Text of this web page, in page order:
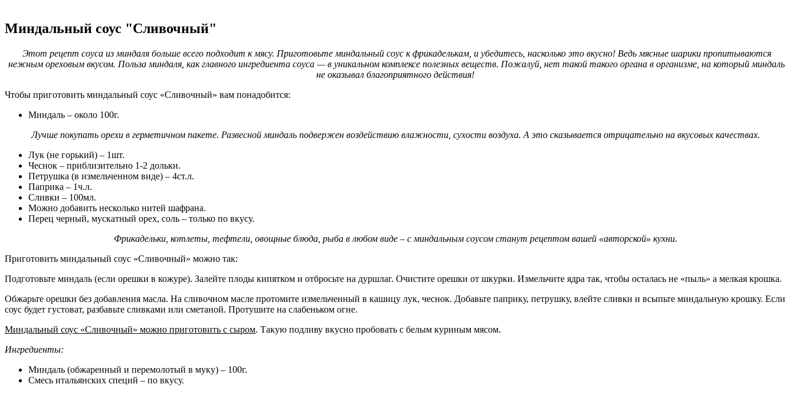
Миндальный соус "Сливочный"
Этот рецепт соуса из миндаля больше всего подходит к мясу. Приготовьте миндальный соус к фрикаделькам, и убедитесь, насколько это вкусно! Ведь мясные шарики пропитываются
нежным ореховым вкусом. Польза миндаля, как главного ингредиента соуса — в уникальном комплексе полезных веществ. Пожалуй, нет такой такого органа в организме, на который миндаль
не оказывал благоприятного действия!
Чтобы приготовить миндальный соус «Сливочный» вам понадобится:
Миндаль – около 100г.
Лучше покупать орехи в герметичном пакете. Развесной миндаль подвержен воздействию влажности, сухости воздуха. А это сказывается отрицательно на вкусовых качествах.
Лук (не горький) – 1шт.
Чеснок – приблизительно 1-2 дольки.
Петрушка (в измельченном виде) – 4ст.л.
Паприка – 1ч.л.
Сливки – 100мл.
Можно добавить несколько нитей шафрана.
Перец черный, мускатный орех, соль – только по вкусу.
Фрикадельки, котлеты, тефтели, овощные блюда, рыба в любом виде – с миндальным соусом станут рецептом вашей «авторской» кухни.
Приготовить миндальный соус «Сливочный» можно так:
Подготовьте миндаль (если орешки в кожуре). Залейте плоды кипятком и отбросьте на дуршлаг. Очистите орешки от шкурки. Измельчите ядра так, чтобы осталась не «пыль» а мелкая крошка.
Обжарьте орешки без добавления масла. На сливочном масле протомите измельченный в кашицу лук, чеснок. Добавьте паприку, петрушку, влейте сливки и всыпьте миндальную крошку. Если
соус будет густоват, разбавьте сливками или сметаной. Протушите на слабеньком огне.
Миндальный соус «Сливочный» можно приготовить с сыром. Такую подливу вкусно пробовать с белым куриным мясом.
Ингредиенты:
Миндаль (обжаренный и перемолотый в муку) – 100г.
Смесь итальянских специй – по вкусу.